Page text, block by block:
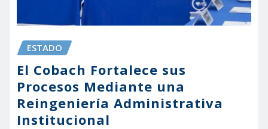
ESTADO
El Cobach Fortalece sus
Procesos Mediante una
Reingeniería Administrativa
Institucional